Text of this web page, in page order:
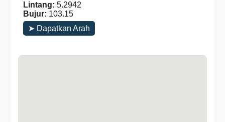
Lintang: 5.2942
Bujur: 103.15
➤ Dapatkan Arah